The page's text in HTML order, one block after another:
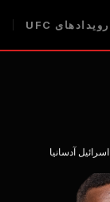
رویدادهای UFC
اسرائیل آدسانیا